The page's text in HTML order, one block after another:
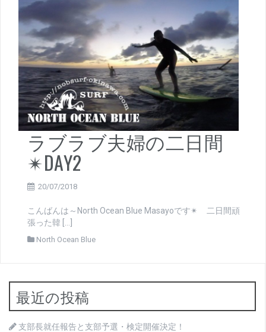
ラブラブ夫婦の二日間
✴DAY2
20/07/2018
こんばんは～North Ocean Blue Masayoです✴ 二日間頑
張った韓 […]
North Ocean Blue
最近の投稿
支部長就任報告と支部予選・検定開催決定！